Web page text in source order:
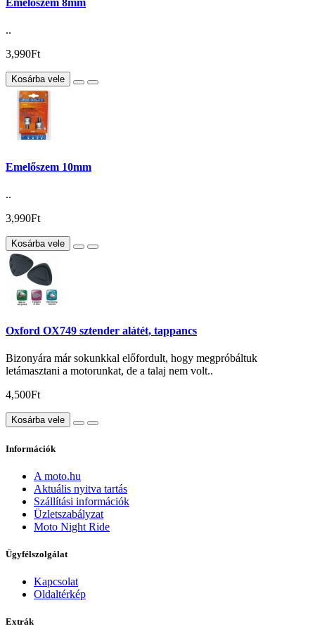
Emelőszem 8mm
..
3,990Ft
Kosárba vele
Emelőszem 10mm
..
3,990Ft
Kosárba vele
Oxford OX749 sztender alátét, tappancs
Bizonyára már sokunkkal előfordult, hogy megpróbáltuk
letámasztani a motorunkat, de a talaj nem volt..
4,500Ft
Kosárba vele
Információk
A moto.hu
Aktuális nyitva tartás
Szállítási információk
Üzletszabályzat
Moto Night Ride
Ügyfélszolgálat
Kapcsolat
Oldaltérkép
Extrák